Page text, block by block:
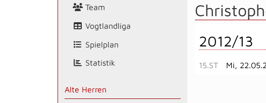
Team
Vogtlandliga
Spielplan
Statistik
Alte Herren
2012/13
15.ST Mi,